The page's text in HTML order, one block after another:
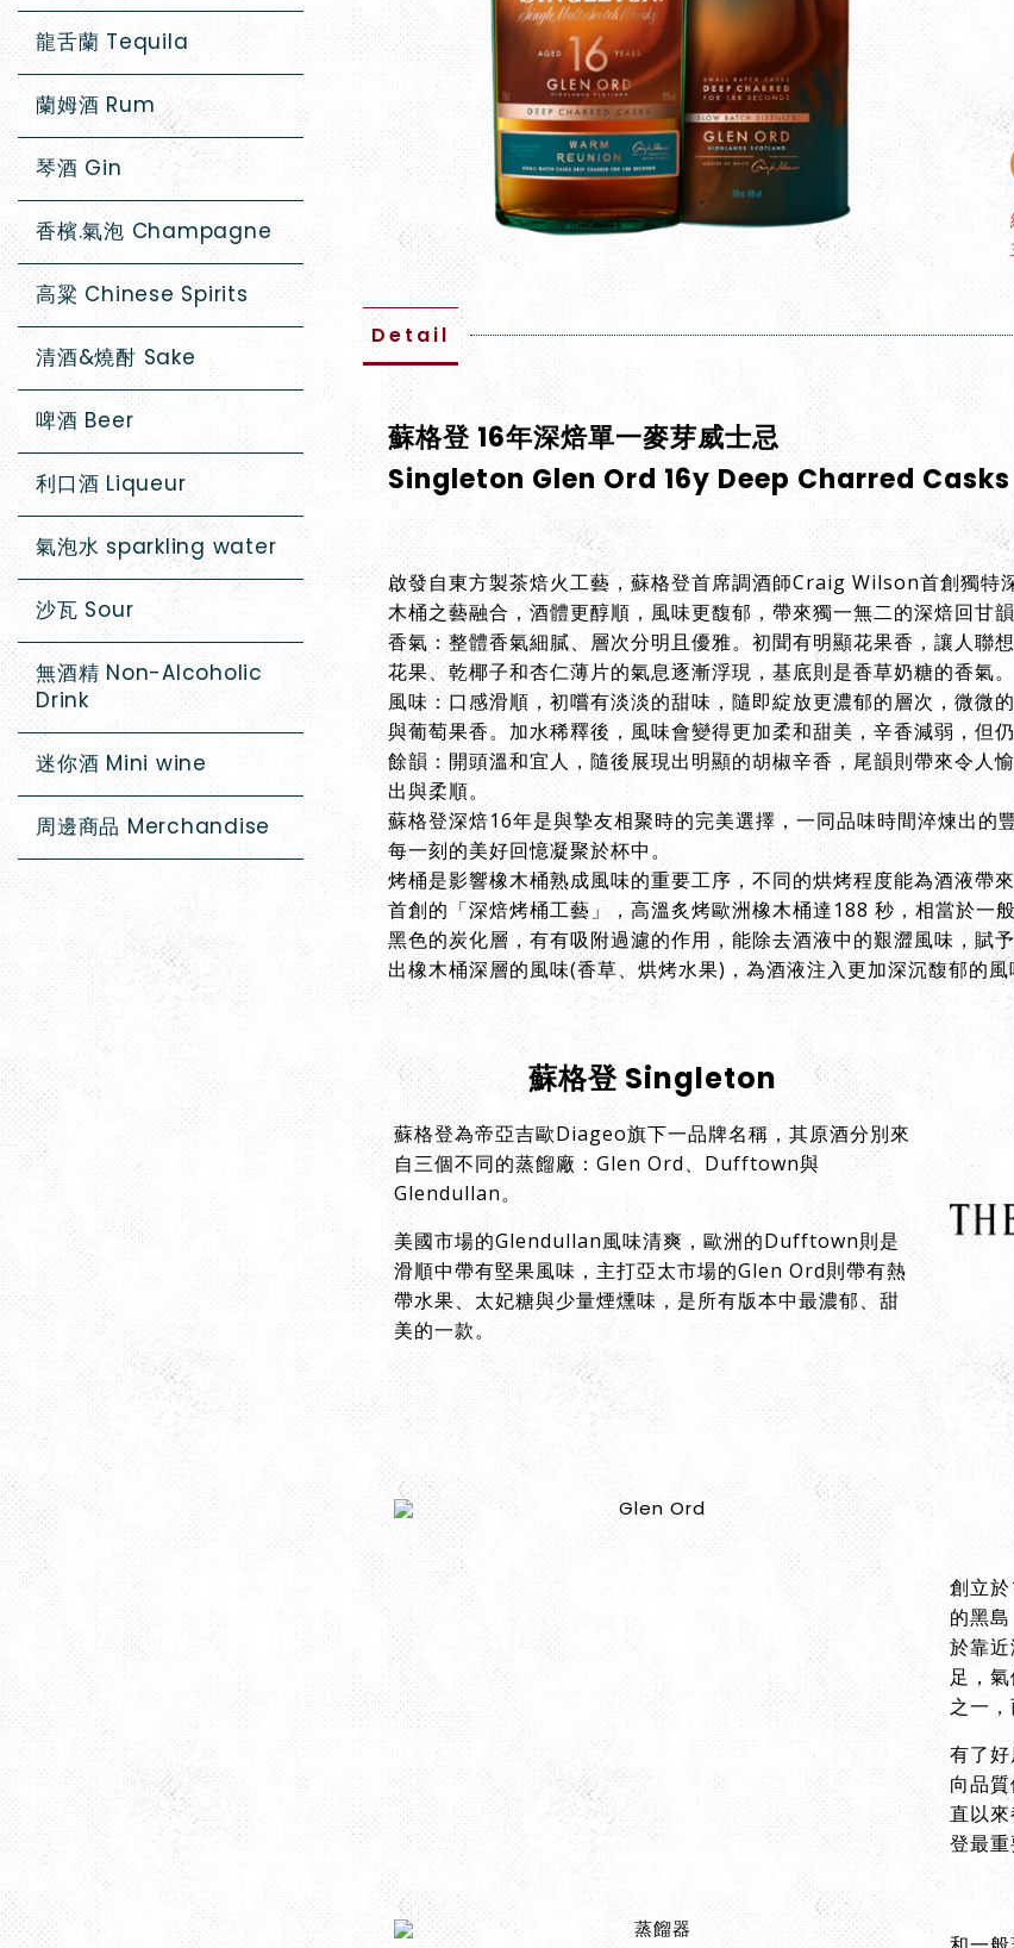
龍舌蘭 Tequila
蘭姆酒 Rum
琴酒 Gin
香檳.氣泡 Champagne
高粱 Chinese Spirits
清酒&燒酎 Sake
啤酒 Beer
利口酒 Liqueur
氣泡水 sparkling water
沙瓦 Sour
無酒精 Non-Alcoholic
Drink
迷你酒 Mini wine
周邊商品 Merchandise
Detail
蘇格登 16年深焙單一麥芽威士忌
Singleton Glen Ord 16y Deep Charred Casks
啟發自東方製茶焙火工藝，蘇格登首席調酒師Craig Wilson首創獨特
木桶之藝融合，酒體更醇順，風味更馥郁，帶來獨一無二的深焙回甘韻
香氣：整體香氣細膩、層次分明且優雅。初聞有明顯花果香，讓人聯
花果、乾椰子和杏仁薄片的氣息逐漸浮現，基底則是香草奶糖的香氣。
風味：口感滑順，初嚐有淡淡的甜味，隨即綻放更濃郁的層次，微微
與葡萄果香。加水稀釋後，風味會變得更加柔和甜美，辛香減弱，但
餘韻：開頭溫和宜人，隨後展現出明顯的胡椒辛香，尾韻則帶來令人
出與柔順。
蘇格登深焙16年是與摯友相聚時的完美選擇，一同品味時間淬煉出的
每一刻的美好回憶凝聚於杯中。
烤桶是影響橡木桶熟成風味的重要工序，不同的烘烤程度能為酒液
首創的「深焙烤桶工藝」，高溫炙烤歐洲橡木桶達188 秒，相當於一
黑色的炭化層，有有吸附過濾的作用，能除去酒液中的艱澀風味，賦
出橡木桶深層的風味(香草、烘烤水果)，為酒液注入更加深沉馥郁的風
蘇格登 Singleton
蘇格登為帝亞吉歐Diageo旗下一品牌名稱，其原酒分別來
自三個不同的蒸餾廠：Glen Ord、Dufftown與
Glendullan。
美國市場的Glendullan風味清爽，歐洲的Dufftown則是
滑順中帶有堅果風味，主打亞太市場的Glen Ord則帶有熱
帶水果、太妃糖與少量煙燻味，是所有版本中最濃郁、甜
美的一款。
創立
的黑
於靠
足，
之一
有了
向品
直以
登最